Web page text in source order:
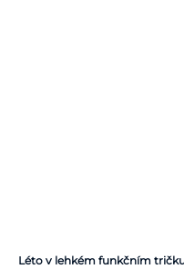
Léto v lehkém funkčním